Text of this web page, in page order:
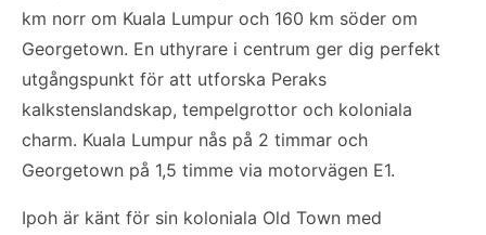
km norr om Kuala Lumpur och 160 km söder om
Georgetown. En uthyrare i centrum ger dig perfekt
utgångspunkt för att utforska Peraks
kalkstenslandskap, tempelgrottor och koloniala
charm. Kuala Lumpur nås på 2 timmar och
Georgetown på 1,5 timme via motorvägen E1.
Ipoh är känt för sin koloniala Old Town med